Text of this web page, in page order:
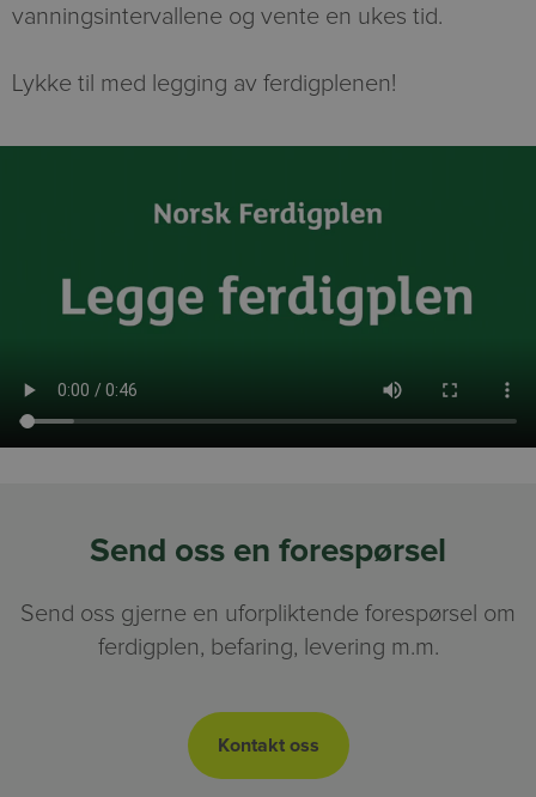
vanningsintervallene og vente en ukes tid.
Lykke til med legging av ferdigplenen!
Send oss en forespørsel
Send oss gjerne en uforpliktende forespørsel om
ferdigplen, befaring, levering m.m.